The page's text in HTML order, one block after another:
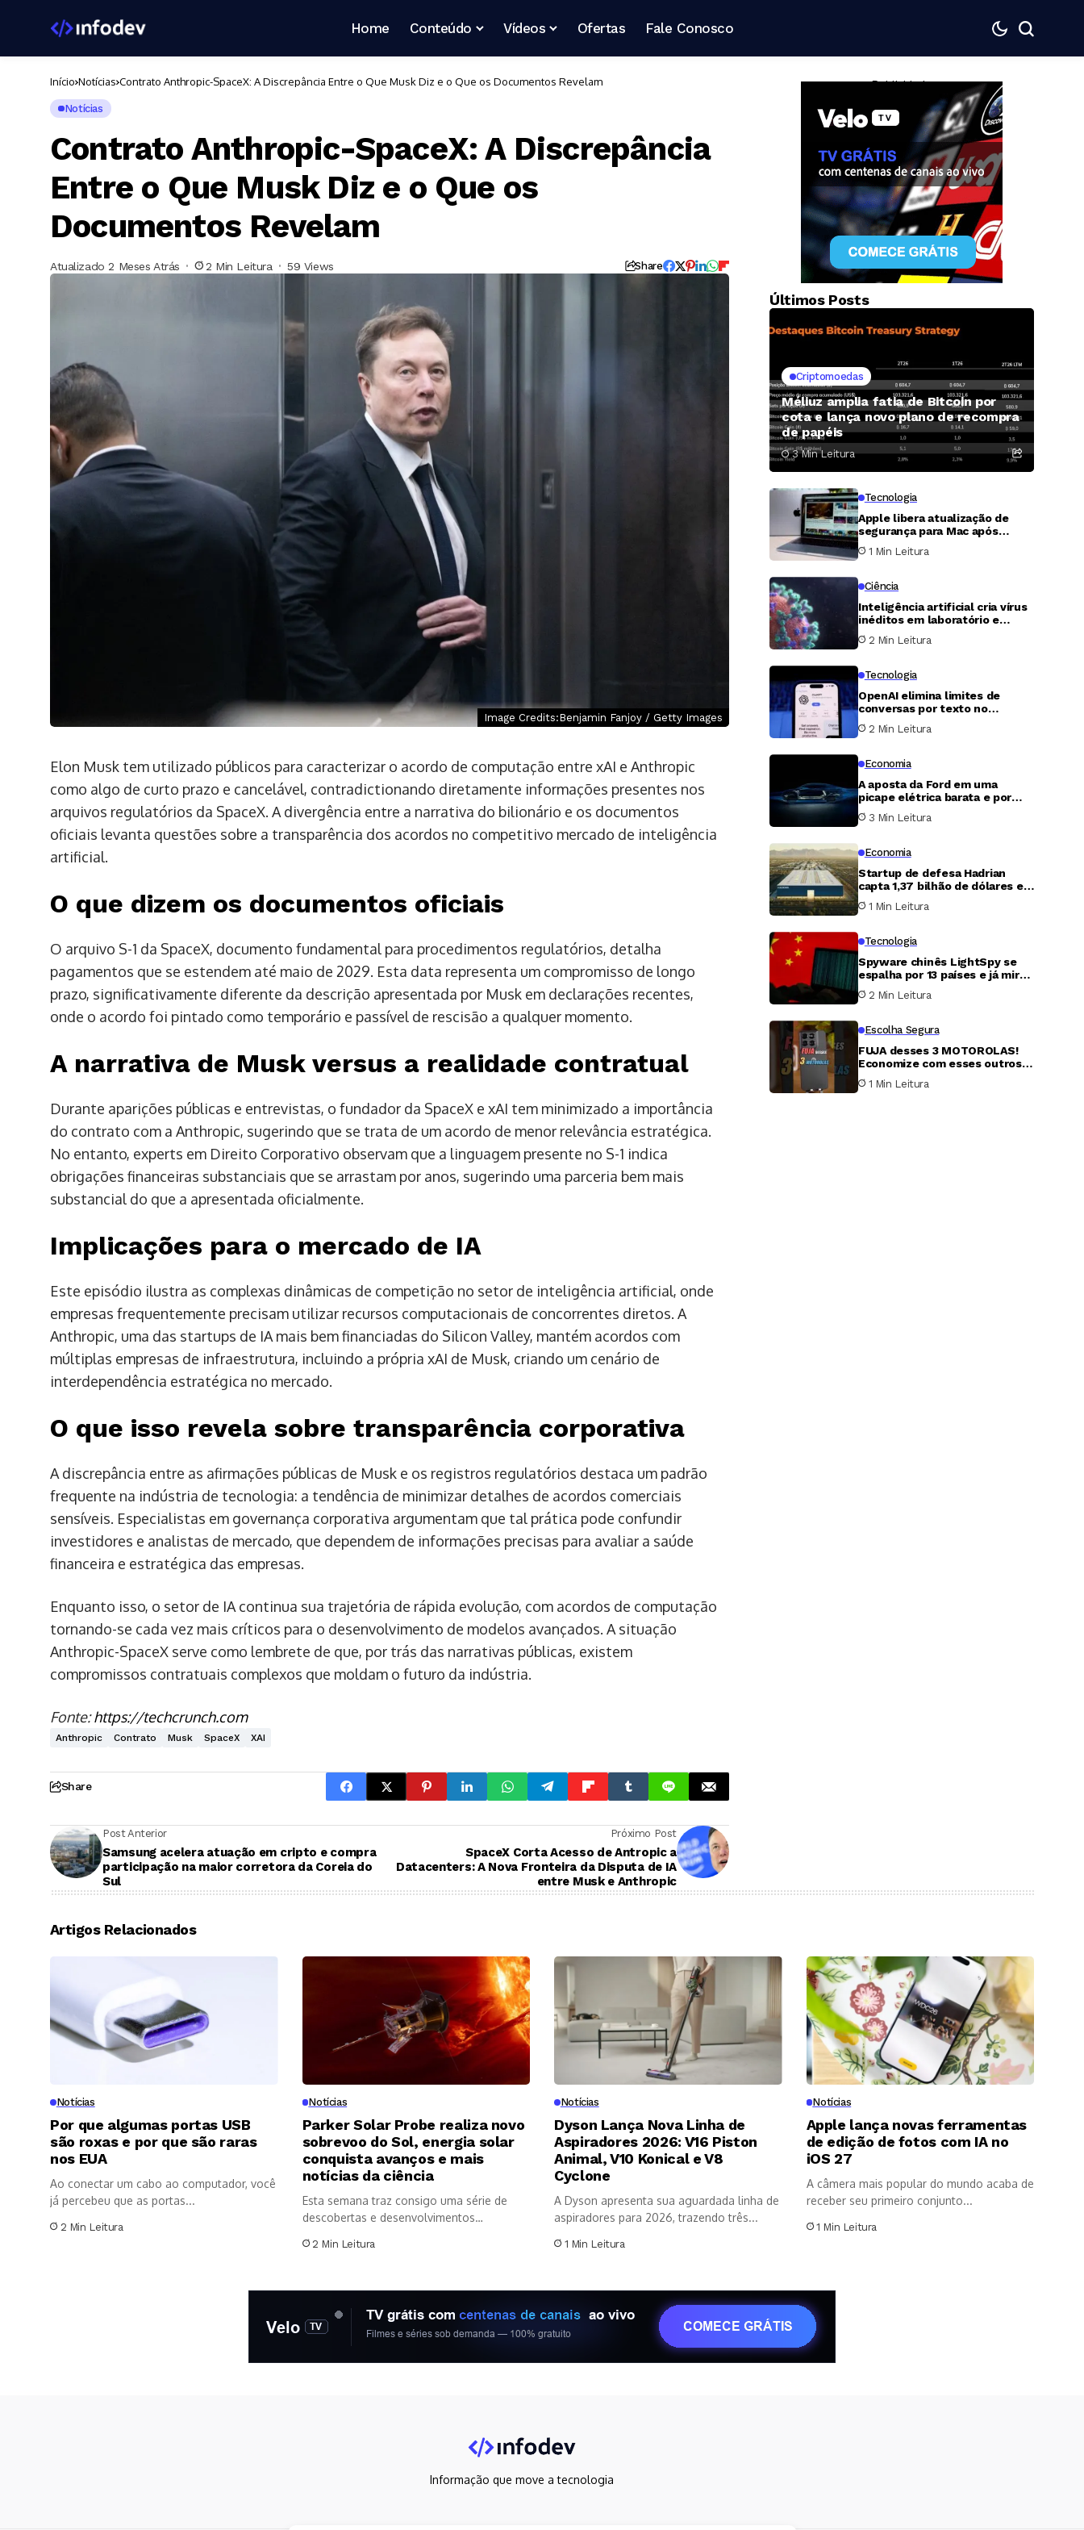
Home Conteúdo Vídeos Ofertas Fale Conosco
Início Notícias Contrato Anthropic-SpaceX: A Discrepância Entre o Que Musk Diz e o Que os Documentos Revelam
Notícias
Contrato Anthropic-SpaceX: A Discrepância
Entre o Que Musk Diz e o Que os
Documentos Revelam
Atualizado 2 Meses Atrás 2 Min Leitura 59 Views Share
Image Credits:Benjamin Fanjoy / Getty Images
Elon Musk tem utilizado públicos para caracterizar o acordo de computação entre xAI e Anthropic
como algo de curto prazo e cancelável, contradictionando diretamente informações presentes nos
arquivos regulatórios da SpaceX. A divergência entre a narrativa do bilionário e os documentos
oficiais levanta questões sobre a transparência dos acordos no competitivo mercado de inteligência
artificial.
O que dizem os documentos oficiais
O arquivo S-1 da SpaceX, documento fundamental para procedimentos regulatórios, detalha
pagamentos que se estendem até maio de 2029. Esta data representa um compromisso de longo
prazo, significativamente diferente da descrição apresentada por Musk em declarações recentes,
onde o acordo foi pintado como temporário e passível de rescisão a qualquer momento.
A narrativa de Musk versus a realidade contratual
Durante aparições públicas e entrevistas, o fundador da SpaceX e xAI tem minimizado a importância
do contrato com a Anthropic, sugerindo que se trata de um acordo de menor relevância estratégica.
No entanto, experts em Direito Corporativo observam que a linguagem presente no S-1 indica
obrigações financeiras substanciais que se arrastam por anos, sugerindo uma parceria bem mais
substancial do que a apresentada oficialmente.
Implicações para o mercado de IA
Este episódio ilustra as complexas dinâmicas de competição no setor de inteligência artificial, onde
empresas frequentemente precisam utilizar recursos computacionais de concorrentes diretos. A
Anthropic, uma das startups de IA mais bem financiadas do Silicon Valley, mantém acordos com
múltiplas empresas de infraestrutura, incluindo a própria xAI de Musk, criando um cenário de
interdependência estratégica no mercado.
O que isso revela sobre transparência corporativa
A discrepância entre as afirmações públicas de Musk e os registros regulatórios destaca um padrão
frequente na indústria de tecnologia: a tendência de minimizar detalhes de acordos comerciais
sensíveis. Especialistas em governança corporativa argumentam que tal prática pode confundir
investidores e analistas de mercado, que dependem de informações precisas para avaliar a saúde
financeira e estratégica das empresas.
Enquanto isso, o setor de IA continua sua trajetória de rápida evolução, com acordos de computação
tornando-se cada vez mais críticos para o desenvolvimento de modelos avançados. A situação
Anthropic-SpaceX serve como lembrete de que, por trás das narrativas públicas, existem
compromissos contratuais complexos que moldam o futuro da indústria.
Fonte:https://techcrunch.com
Anthropic Contrato Musk SpaceX XAI
Share
Post Anterior
Samsung acelera atuação em cripto e compra
participação na maior corretora da Coreia do
Sul
Próximo Post
SpaceX Corta Acesso de Antropic a
Datacenters: A Nova Fronteira da Disputa de IA
entre Musk e Anthropic
— Publicidade —
Últimos Posts
Criptomoedas
Méliuz amplia fatia de Bitcoin por
cota e lança novo plano de recompra
de papéis
3 Min Leitura
Tecnologia
Apple libera atualização de
segurança para Mac após
descoberta de falha grave no
Compartilhamento de Tela
1 Min Leitura
Ciência
Inteligência artificial cria vírus
inéditos em laboratório e
reacende alerta sobre
biossegurança
2 Min Leitura
Tecnologia
OpenAI elimina limites de
conversas por texto no
ChatGPT para usuários
gratuitos
2 Min Leitura
Economia
A aposta da Ford em uma
picape elétrica barata e por
que ela talvez não baste para
virar o jogo
3 Min Leitura
Economia
Startup de defesa Hadrian
capta 1,37 bilhão de dólares em
nova rodada e atinge avaliação
de 7,87 bilhões
1 Min Leitura
Tecnologia
Spyware chinês LightSpy se
espalha por 13 países e já mira
vítimas nos Estados Unidos
2 Min Leitura
Escolha Segura
FUJA desses 3 MOTOROLAS!
Economize com esses outros
2.
1 Min Leitura
Artigos Relacionados
Notícias
Por que algumas portas USB
são roxas e por que são raras
nos EUA
Ao conectar um cabo ao computador, você
já percebeu que as portas...
2 Min Leitura
Notícias
Parker Solar Probe realiza novo
sobrevoo do Sol, energia solar
conquista avanços e mais
notícias da ciência
Esta semana traz consigo uma série de
descobertas e desenvolvimentos
2 Min Leitura
Notícias
Dyson Lança Nova Linha de
Aspiradores 2026: V16 Piston
Animal, V10 Konical e V8
Cyclone
A Dyson apresenta sua aguardada linha de
aspiradores para 2026, trazendo três...
1 Min Leitura
Notícias
Apple lança novas ferramentas
de edição de fotos com IA no
iOS 27
A câmera mais popular do mundo acaba de
receber seu primeiro conjunto...
1 Min Leitura
Informação que move a tecnologia